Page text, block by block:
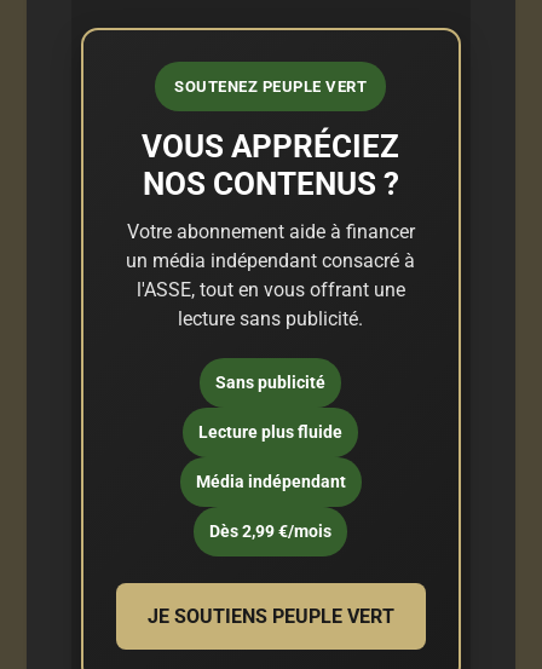
SOUTENEZ PEUPLE VERT
VOUS APPRÉCIEZ
NOS CONTENUS ?
Votre abonnement aide à financer
un média indépendant consacré à
l'ASSE, tout en vous offrant une
lecture sans publicité.
Sans publicité
Lecture plus fluide
Média indépendant
Dès 2,99 €/mois
JE SOUTIENS PEUPLE VERT